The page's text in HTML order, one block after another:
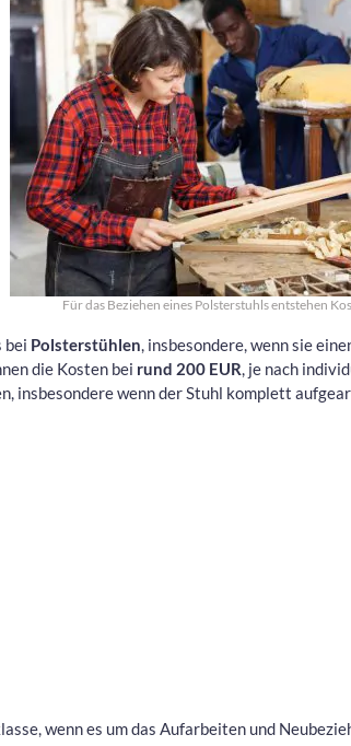
Für das Beziehen eines Polsterstuhls entstehen
bei Polsterstühlen, insbesondere, wenn sie
die Kosten bei rund 200 EUR, je nach
insbesondere wenn der Stuhl komplett
wenn es um das Aufarbeiten und